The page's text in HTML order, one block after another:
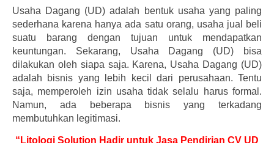
Usaha Dagang (UD) adalah bentuk usaha yang paling
sederhana karena hanya ada satu orang, usaha jual beli
suatu barang dengan tujuan untuk mendapatkan
keuntungan. Sekarang, Usaha Dagang (UD) bisa
dilakukan oleh siapa saja. Karena, Usaha Dagang (UD)
adalah bisnis yang lebih kecil dari perusahaan. Tentu
saja, memperoleh izin usaha tidak selalu harus formal.
Namun, ada beberapa bisnis yang terkadang
membutuhkan legitimasi.
“Litologi Solution Hadir untuk Jasa Pendirian CV UD